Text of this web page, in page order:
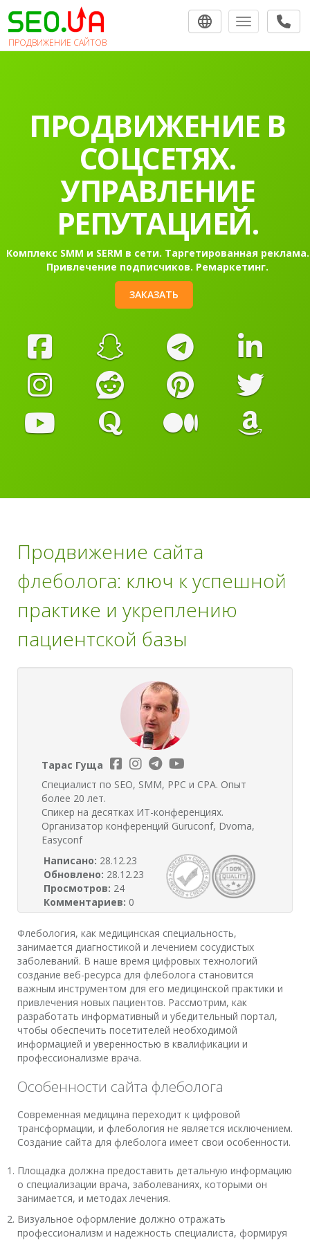
ПРОДВИЖЕНИЕ САЙТОВ
Toggle
ПРОДВИЖЕНИЕ
САЙТОВ В
ПОИСКОВЫХ
СИСТЕМАХ.
Раскрутка сайта в Гугл в топ-10 на первую страницу
Контекстная реклама Google Ads.
ЗАКАЗАТЬ
Продвижение сайта
флеболога: ключ к успешной
практике и укреплению
пациентской базы
Тарас Гуща
Специалист по SEO, SMM, PPC и CPA. Опыт
более 20 лет.
Спикер на десятках ИТ-конференциях.
Организатор конференций Guruconf, Dvoma,
Easyconf
Написано: 28.12.23
Обновлено: 28.12.23
Просмотров: 24
Комментариев: 0
Флебология, как медицинская специальность,
занимается диагностикой и лечением сосудистых
заболеваний. В наше время цифровых технологий
создание веб-ресурса для флеболога становится
важным инструментом для его медицинской практики и
привлечения новых пациентов. Рассмотрим, как
разработать информативный и убедительный портал,
чтобы обеспечить посетителей необходимой
информацией и уверенностью в квалификации и
профессионализме врача.
Особенности сайта флеболога
Современная медицина переходит к цифровой
трансформации, и флебология не является исключением.
Создание сайта для флеболога имеет свои особенности.
Площадка должна предоставить детальную информацию
о специализации врача, заболеваниях, которыми он
занимается, и методах лечения.
Визуальное оформление должно отражать
профессионализм и надежность специалиста, формируя